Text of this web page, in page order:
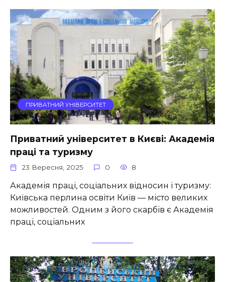
ПРИВАТНИЙ УНІВЕРСИТЕТ
Приватний університет в Києві: Академія
праці та туризму
23 Вересня, 2025 0 8
Академія праці, соціальних відносин і туризму:
Київська перлина освіти Київ — місто великих
можливостей. Одним з його скарбів є Академія
праці, соціальних